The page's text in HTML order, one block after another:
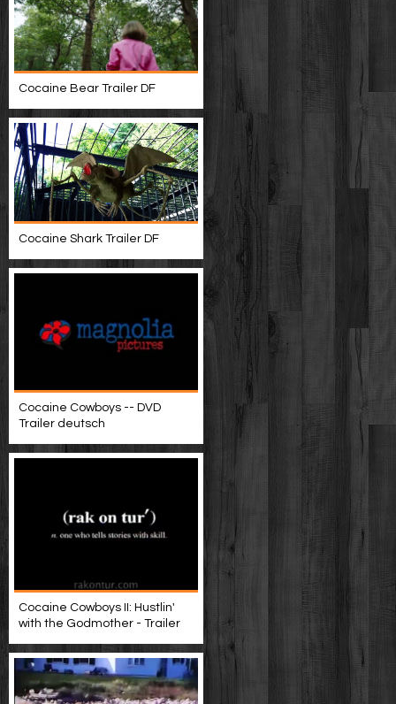
Cocaine Bear Trailer DF
Cocaine Shark Trailer DF
Cocaine Cowboys -- DVD
Trailer deutsch
Cocaine Cowboys II: Hustlin'
with the Godmother - Trailer